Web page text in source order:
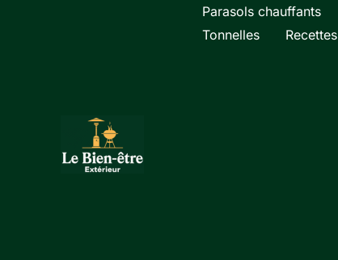
Parasols chauffants
Tonnelles
Recettes